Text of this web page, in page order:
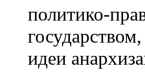
политико-
идеи